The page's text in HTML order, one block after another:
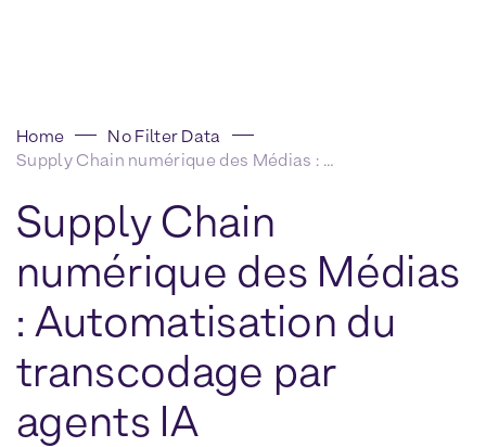
Home
No Filter Data
Supply Chain numérique des Médias : Automatisation du transcodage par agents IA
Supply Chain
numérique des Médias
: Automatisation du
transcodage par
agents IA